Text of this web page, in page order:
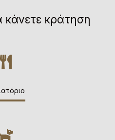
κάνετε κράτηση